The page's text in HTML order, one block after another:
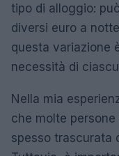
tipo di alloggio:
diversi euro a
questa variazione
necessità di
Nella mia
che molte
spesso trascurata